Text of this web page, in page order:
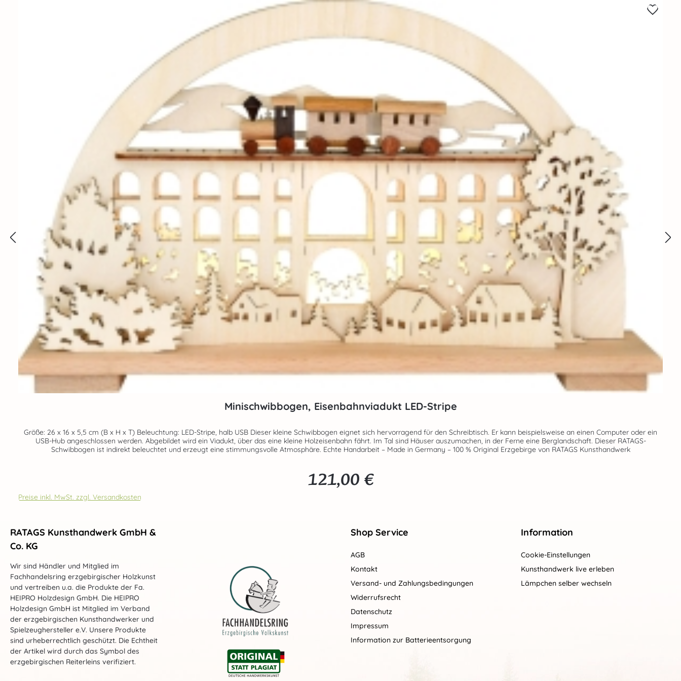
Minischwibbogen, Eisenbahnviadukt LED-Stripe
Größe: 26 x 16 x 5,5 cm (B x H x T) Beleuchtung: LED-Stripe, halb USB Dieser kleine Schwibbogen eignet sich hervorragend für den Schreibtisch. Er kann beispielsweise an einen Computer oder ein
USB-Hub angeschlossen werden. Abgebildet wird ein Viadukt, über das eine kleine Holzeisenbahn fährt. Im Tal sind Häuser auszumachen, in der Ferne eine Berglandschaft. Dieser RATAGS-
Schwibbogen ist indirekt beleuchtet und erzeugt eine stimmungsvolle Atmosphäre. Echte Handarbeit – Made in Germany – 100 % Original Erzgebirge von RATAGS Kunsthandwerk
Regulärer Preis:
121,00 €
Preise inkl. MwSt. zzgl. Versandkosten
RATAGS Kunsthandwerk GmbH &
Co. KG
Wir sind Händler und Mitglied im
Fachhandelsring erzgebirgischer Holzkunst
und vertreiben u.a. die Produkte der Fa.
HEIPRO Holzdesign GmbH. Die HEIPRO
Holzdesign GmbH ist Mitglied im Verband
der erzgebirgischen Kunsthandwerker und
Spielzeughersteller e.V. Unsere Produkte
sind urheberrechtlich geschützt. Die Echtheit
der Artikel wird durch das Symbol des
erzgebirgischen Reiterleins verifiziert.
Shop Service
AGB
Kontakt
Versand- und Zahlungsbedingungen
Widerrufsrecht
Datenschutz
Impressum
Information zur Batterieentsorgung
Information
Cookie-Einstellungen
Kunsthandwerk live erleben
Lämpchen selber wechseln